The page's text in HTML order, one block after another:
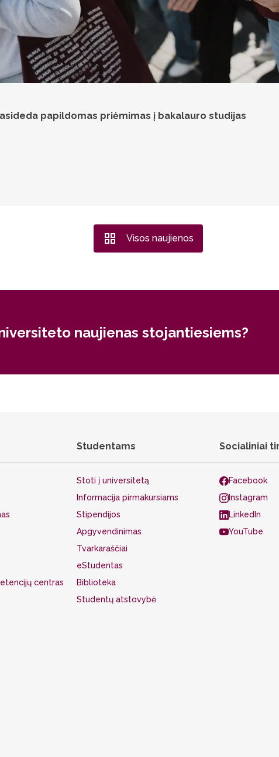
papildomas priėmimas į bakalauro studijas
Visos naujienos
naujienas stojantiesiems?
centras
Studentams
Stoti į universitetą
Informacija pirmakursiams
Stipendijos
Apgyvendinimas
Tvarkaraščiai
eStudentas
Biblioteka
Studentų atstovybė
Socialiniai
Facebook
Instagram
LinkedIn
YouTube